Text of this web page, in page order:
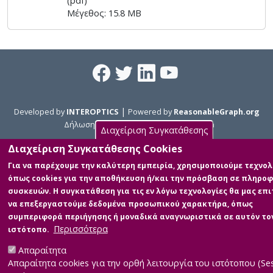
Μέγεθος: 15.8 MB
Developed by INTEROPTICS| Powered by ReasonableGraph.org
Δήλωση Προσβασιμότητας|CMS Login
Διαχείριση Συγκατάθεσης
Διαχείριση Συγκατάθεσης Cookies
Για να παρέχουμε την καλύτερη εμπειρία, χρησιμοποιούμε
όπως cookies για την αποθήκευση ή/και την πρόσβαση σε
συσκευών. Η συγκατάθεση για τις εν λόγω τεχνολογίες θα μας
να επεξεργαστούμε δεδομένα προσωπικού χαρακτήρα, όπως
συμπεριφορά περιήγησης ή μοναδικά αναγνωριστικά σε αυτόν
ιστότοπο. Περισσότερα
Απαραίτητα
Απαραίτητα cookies για την ορθή λειτουργία του ιστότοπου